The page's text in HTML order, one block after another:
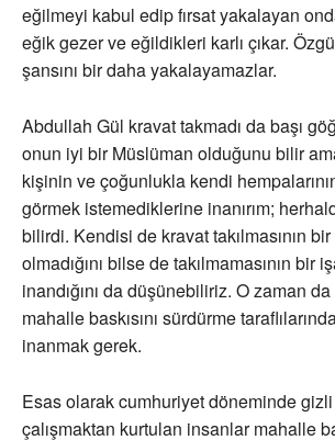
eğilmeyi kabul edip fırsat yakalayan
eğik gezer ve eğildikleri karlı çıkar.
şansını bir daha yakalayamazlar.
Abdullah Gül kravat takmadı da başı
onun iyi bir Müslüman olduğunu bilir
kişinin ve çoğunlukla kendi
görmek istemediklerine inanırım;
bilirdi. Kendisi de kravat takılmasının bir
olmadığını bilse de takılmamasının bir
inandığını da düşünebiliriz. O zaman
mahalle baskısını sürdürme
inanmak gerek.
Esas olarak cumhuriyet döneminde
çalışmaktan kurtulan insanlar mahalle